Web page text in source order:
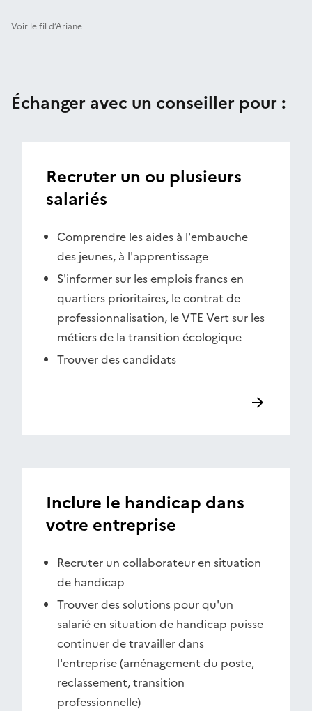
Voir le fil d’Ariane
Échanger avec un conseiller pour :
Recruter un ou plusieurs
salariés
Comprendre les aides à l'embauche
des jeunes, à l'apprentissage
S'informer sur les emplois francs en
quartiers prioritaires, le contrat de
professionnalisation, le VTE Vert sur les
métiers de la transition écologique
Trouver des candidats
Inclure le handicap dans
votre entreprise
Recruter un collaborateur en situation
de handicap
Trouver des solutions pour qu'un
salarié en situation de handicap puisse
continuer de travailler dans
l'entreprise (aménagement du poste,
reclassement, transition
professionnelle)